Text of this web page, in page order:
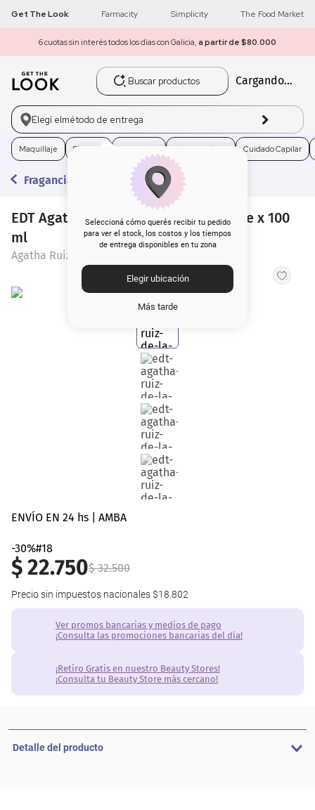
Get The Look Farmacity Simplicity The Food Market
6 cuotas sin interés todos los días con Galicia, a partir de $80.000
Buscar productos
Cargando...
Elegí elmétodo de entrega
Seleccioná cómo querés recibir tu pedido
para ver el stock, los costos y los tiempos
de entrega disponibles en tu zona
Elegir ubicación
Más tarde
Maquillaje Skincare Electro Belleza Cuidado Capilar
Fragancias
EDT Agatha Ruiz de La Prada Gotas Le x 100
ml
Agatha Ruiz de la Prada
ENVÍO EN 24 hs | AMBA
-30%#18
$22.750$ 32.500
Precio sin impuestos nacionales $18.802
Ver promos bancarias y medios de pago
¡Consulta las promociones bancarias del día!
¡Retiro Gratis en nuestro Beauty Stores!
¡Consulta tu Beauty Store más cercano!
Detalle del producto
1 get the look
2 máscara pestañas
loreal
4. brochas
5. corrector
6 rubor